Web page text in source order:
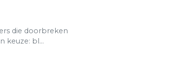
die doorbreken
keuze: bl...